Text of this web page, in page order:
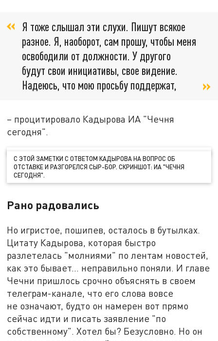
Я тоже слышал эти слухи. Пишут всякое
разное. Я, наоборот, сам прошу, чтобы меня
освободили от должности. У другого
будут свои инициативы, свое видение.
Надеюсь, что мою просьбу поддержат,
– процитировало Кадырова ИА "Чечня
сегодня".
С ЭТОЙ ЗАМЕТКИ С ОТВЕТОМ КАДЫРОВА НА ВОПРОС ОБ
ОТСТАВКЕ И РАЗГОРЕЛСЯ СЫР-БОР. СКРИНШОТ: ИА "ЧЕЧНЯ
СЕГОДНЯ".
Рано радовались
Но игристое, пошипев, осталось в бутылках.
Цитату Кадырова, которая быстро
разлетелась "молниями" по лентам новостей,
как это бывает... неправильно поняли. И главе
Чечни пришлось срочно объяснять в своем
телеграм-канале, что его слова вовсе
не означают, будто он намерен вот прямо
сейчас идти и писать заявление "по
собственному". Хотел бы? Безусловно. Но он